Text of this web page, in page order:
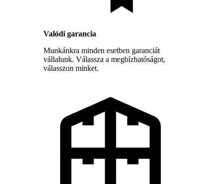
Valódi garancia
Munkánkra minden esetben garanciát
vállalunk. Válassza a megbízhatóságot,
válasszon minket.